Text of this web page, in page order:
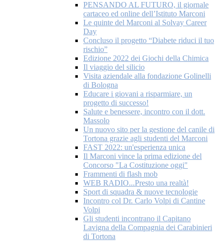
PENSANDO AL FUTURO, il giornale
cartaceo ed online dell’Istituto Marconi
Le quinte del Marconi al Solvay Career
Day
Concluso il progetto “Diabete riduci il tuo
rischio”
Edizione 2022 dei Giochi della Chimica
Il viaggio del silicio
Visita aziendale alla fondazione Golinelli
di Bologna
Educare i giovani a risparmiare, un
progetto di successo!
Salute e benessere, incontro con il dott.
Massolo
Un nuovo sito per la gestione del canile di
Tortona grazie agli studenti del Marconi
FAST 2022: un'esperienza unica
Il Marconi vince la prima edizione del
Concorso "La Costituzione oggi"
Frammenti di flash mob
WEB RADIO...Presto una realtà!
Sport di squadra & nuove tecnologie
Incontro col Dr. Carlo Volpi di Cantine
Volpi
Gli studenti incontrano il Capitano
Lavigna della Compagnia dei Carabinieri
di Tortona